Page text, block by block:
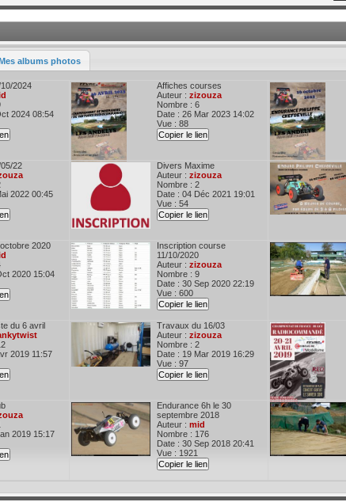
albums photos
2024
2024 08:54
Affiches courses
Auteur : zizouza
Nombre : 6
Date : 26 Mar 2023 14:02
Vue : 88
Copier le lien
22
2022 00:45
Divers Maxime
Auteur : zizouza
Nombre : 2
Date : 04 Déc 2021 19:01
Vue : 54
Copier le lien
2020
2020 15:04
Inscription course
11/10/2020
Auteur : zizouza
Nombre : 9
Date : 30 Sep 2020 22:19
Vue : 600
Copier le lien
du 6 avril
2019 11:57
Travaux du 16/03
Auteur : zizouza
Nombre : 2
Date : 19 Mar 2019 16:29
Vue : 97
Copier le lien
2019 15:17
Endurance 6h le 30
septembre 2018
Auteur : mid
Nombre : 176
Date : 30 Sep 2018 20:41
Vue : 1921
Copier le lien